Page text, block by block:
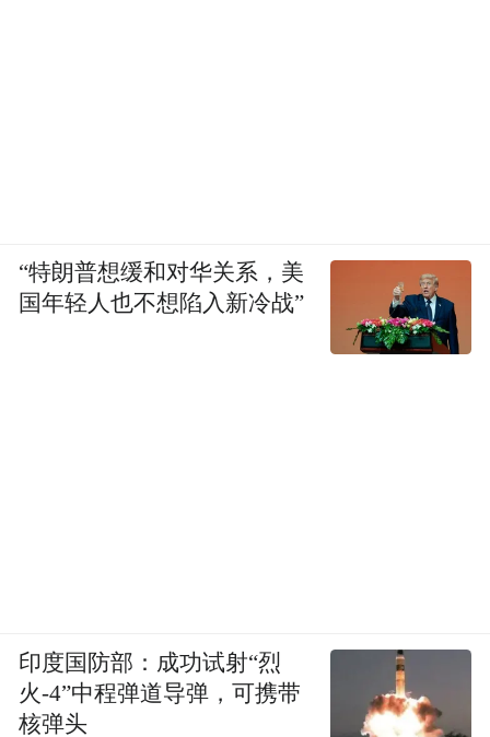
“特朗普想缓和对华关系，美
国年轻人也不想陷入新冷战”
印度国防部：成功试射“烈
火-4”中程弹道导弹，可携带
核弹头